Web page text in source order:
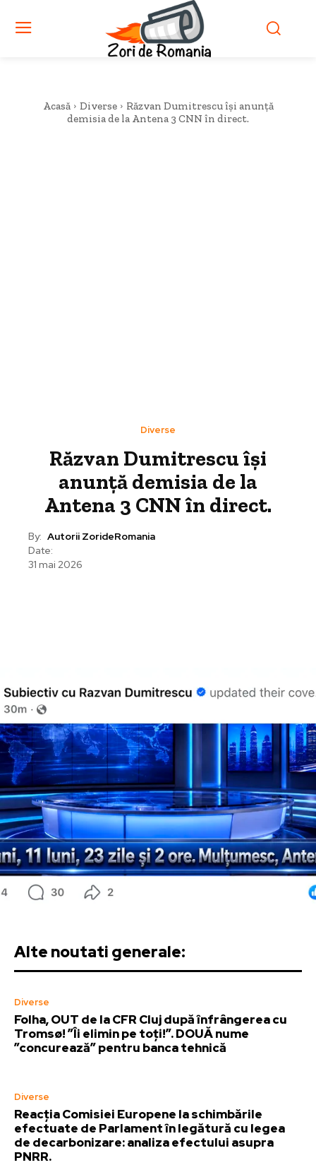
Acasă Diverse
Răzvan Dumitrescu își anunță
demisia de la Antena 3 CNN în direct.
Diverse
Răzvan Dumitrescu își
anunță demisia de la
Antena 3 CNN în direct.
By: Autorii ZorideRomania
Date:
31 mai 2026
Alte noutati generale:
Diverse
Folha, OUT de la CFR Cluj după înfrângerea cu
Tromsø! ”Îi elimin pe toți!”. DOUĂ nume
”concurează” pentru banca tehnică
Diverse
Reacția Comisiei Europene la schimbările
efectuate de Parlament în legătură cu legea
de decarbonizare: analiza efectului asupra
PNRR.